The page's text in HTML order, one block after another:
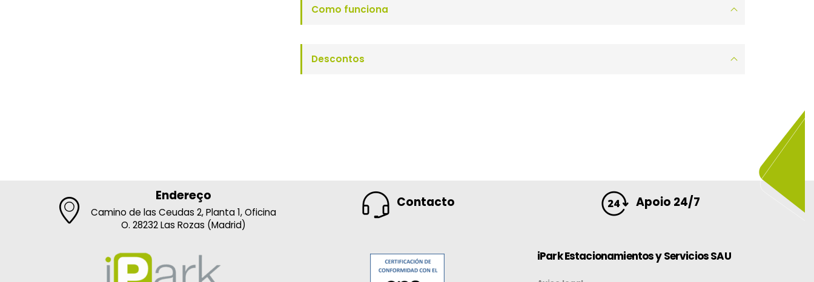
Como funciona
Descontos
Endereço
Camino de las Ceudas 2, Planta 1, Oficina
O. 28232 Las Rozas (Madrid)
Contacto Apoio 24/7
iPark Estacionamientos y Servicios SAU